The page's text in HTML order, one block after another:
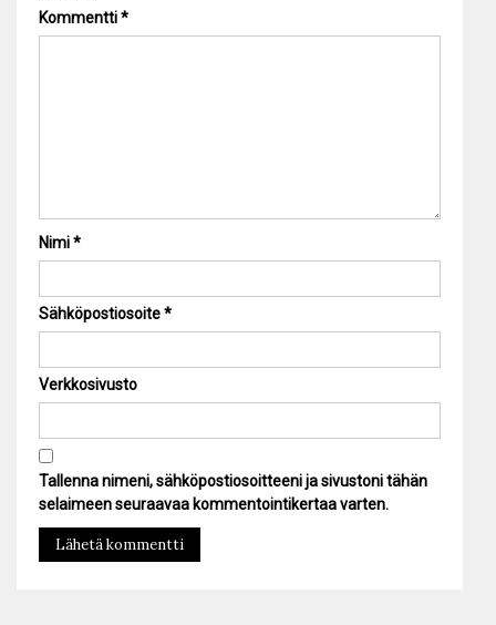
Kommentti*
Nimi*
Sähköpostiosoite*
Verkkosivusto
Tallenna nimeni, sähköpostiosoitteeni ja sivustoni tähän
selaimeen seuraavaa kommentointikertaa varten.